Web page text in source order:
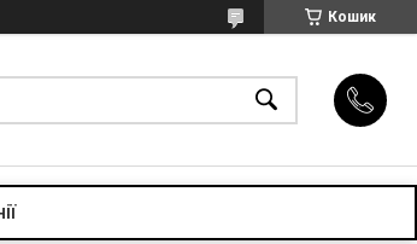
Кошик